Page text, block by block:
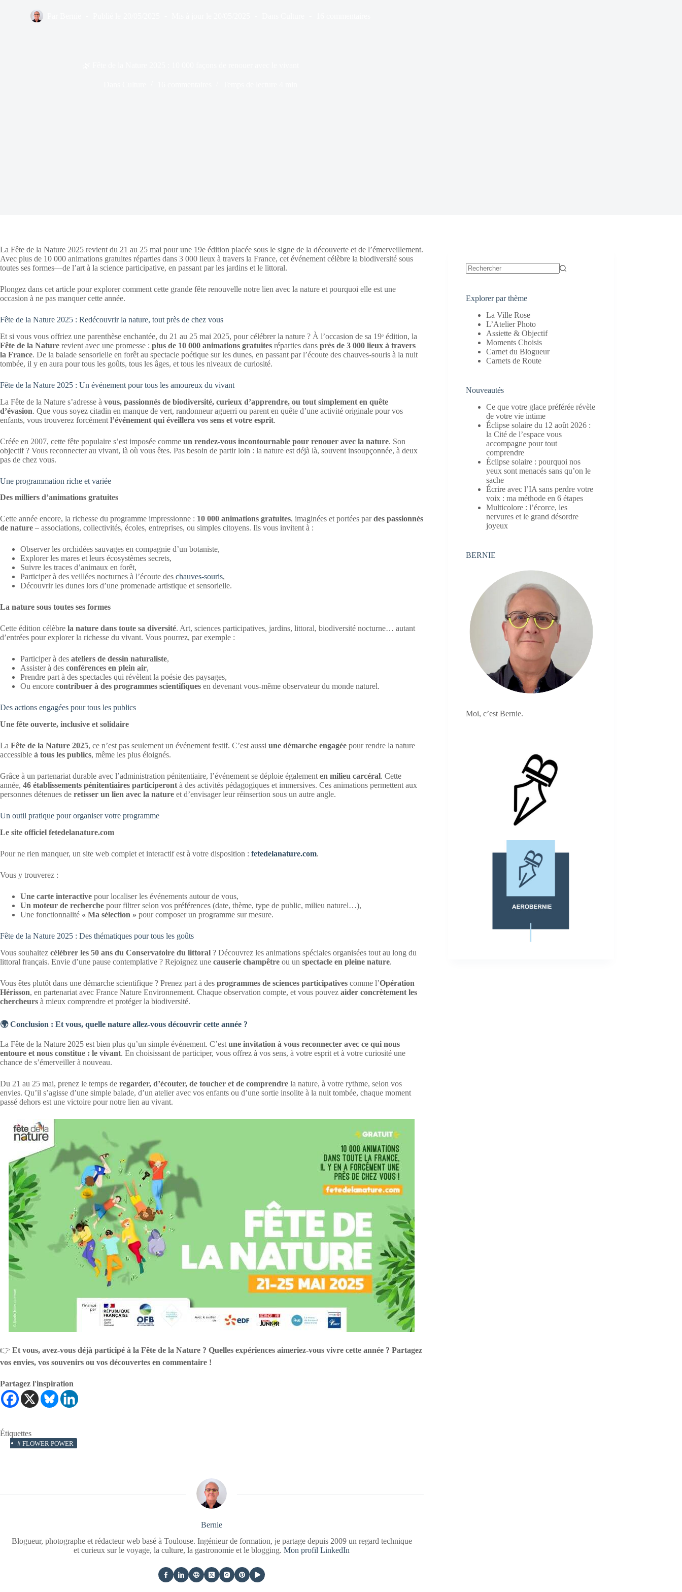
La Fête de la Nature 2025 revient du 21 au 25 mai pour une 19e édition placée sous le signe de la découverte et de l’émerveillement.
Avec plus de 10 000 animations gratuites réparties dans 3 000 lieux à travers la France, cet événement célèbre la biodiversité sous
toutes ses formes—de l’art à la science participative, en passant par les jardins et le littoral.
Plongez dans cet article pour explorer comment cette grande fête renouvelle notre lien avec la nature et pourquoi elle est une
occasion à ne pas manquer cette année.
Fête de la Nature 2025 : Redécouvrir la nature, tout près de chez vous
Et si vous vous offriez une parenthèse enchantée, du 21 au 25 mai 2025, pour célébrer la nature ? À l’occasion de sa 19ᵉ édition, la
Fête de la Nature revient avec une promesse : plus de 10 000 animations gratuites réparties dans près de 3 000 lieux à travers
la France. De la balade sensorielle en forêt au spectacle poétique sur les dunes, en passant par l’écoute des chauves-souris à la nuit
tombée, il y en aura pour tous les goûts, tous les âges, et tous les niveaux de curiosité.
Fête de la Nature 2025 : Un événement pour tous les amoureux du vivant
La Fête de la Nature s’adresse à vous, passionnés de biodiversité, curieux d’apprendre, ou tout simplement en quête
d’évasion. Que vous soyez citadin en manque de vert, randonneur aguerri ou parent en quête d’une activité originale pour vos
enfants, vous trouverez forcément l’événement qui éveillera vos sens et votre esprit.
Créée en 2007, cette fête populaire s’est imposée comme un rendez-vous incontournable pour renouer avec la nature. Son
objectif ? Vous reconnecter au vivant, là où vous êtes. Pas besoin de partir loin : la nature est déjà là, souvent insoupçonnée, à deux
pas de chez vous.
Une programmation riche et variée
Des milliers d’animations gratuites
Cette année encore, la richesse du programme impressionne : 10 000 animations gratuites, imaginées et portées pardes passionnés
de nature – associations, collectivités, écoles, entreprises, ou simples citoyens. Ils vous invitent à :
Observer les orchidées sauvages en compagnie d’un botaniste,
Explorer les mares et leurs écosystèmes secrets,
Suivre les traces d’animaux en forêt,
Participer à des veillées nocturnes à l’écoute des chauves-souris,
Découvrir les dunes lors d’une promenade artistique et sensorielle.
La nature sous toutes ses formes
Cette édition célèbre la nature dans toute sa diversité. Art, sciences participatives, jardins, littoral, biodiversité nocturne… autant
d’entrées pour explorer la richesse du vivant. Vous pourrez, par exemple :
Participer à des ateliers de dessin naturaliste,
Assister à des conférences en plein air,
Prendre part à des spectacles qui révèlent la poésie des paysages,
Ou encore contribuer à des programmes scientifiques en devenant vous-même observateur du monde naturel.
Des actions engagées pour tous les publics
Une fête ouverte, inclusive et solidaire
La Fête de la Nature 2025, ce n’est pas seulement un événement festif. C’est aussi une démarche engagée pour rendre la nature
accessible à tous les publics, même les plus éloignés.
Grâce à un partenariat durable avec l’administration pénitentiaire, l’événement se déploie également en milieu carcéral. Cette
année, 46 établissements pénitentiaires participeront à des activités pédagogiques et immersives. Ces animations permettent aux
personnes détenues de retisser un lien avec la nature et d’envisager leur réinsertion sous un autre angle.
Un outil pratique pour organiser votre programme
Le site officiel fetedelanature.com
Pour ne rien manquer, un site web complet et interactif est à votre disposition : fetedelanature.com.
Vous y trouverez :
Une carte interactive pour localiser les événements autour de vous,
Un moteur de recherche pour filtrer selon vos préférences (date, thème, type de public, milieu naturel…),
Une fonctionnalité « Ma sélection » pour composer un programme sur mesure.
Fête de la Nature 2025 : Des thématiques pour tous les goûts
Vous souhaitez célébrer les 50 ans du Conservatoire du littoral ? Découvrez les animations spéciales organisées tout au long du
littoral français. Envie d’une pause contemplative ? Rejoignez une causerie champêtre ou un spectacle en pleine nature.
Vous êtes plutôt dans une démarche scientifique ? Prenez part à des programmes de sciences participatives comme l’Opération
Hérisson, en partenariat avec France Nature Environnement. Chaque observation compte, et vous pouvez aider concrètement les
chercheurs à mieux comprendre et protéger la biodiversité.
🌍 Conclusion : Et vous, quelle nature allez-vous découvrir cette année ?
La Fête de la Nature 2025 est bien plus qu’un simple événement. C’est une invitation à vous reconnecter avec ce qui nous
entoure et nous constitue : le vivant. En choisissant de participer, vous offrez à vos sens, à votre esprit et à votre curiosité une
chance de s’émerveiller à nouveau.
Du 21 au 25 mai, prenez le temps de regarder, d’écouter, de toucher et de comprendre la nature, à votre rythme, selon vos
envies. Qu’il s’agisse d’une simple balade, d’un atelier avec vos enfants ou d’une sortie insolite à la nuit tombée, chaque moment
passé dehors est une victoire pour notre lien au vivant.
👉 Et vous, avez-vous déjà participé à la Fête de la Nature ? Quelles expériences aimeriez-vous vivre cette année ? Partagez
vos envies, vos souvenirs ou vos découvertes en commentaire !
Partagez l'inspiration
Étiquettes
# FLOWER POWER
Bernie
Blogueur, photographe et rédacteur web basé à Toulouse. Ingénieur de formation, je partage depuis 2009 un regard technique
et curieux sur le voyage, la culture, la gastronomie et le blogging.Mon profil LinkedIn
Explorer par thème
La Ville Rose
L’Atelier Photo
Assiette & Objectif
Moments Choisis
Carnet du Blogueur
Carnets de Route
Nouveautés
Ce que votre glace préférée révèle
de votre vie intime
Éclipse solaire du 12 août 2026 :
la Cité de l’espace vous
accompagne pour tout
comprendre
Éclipse solaire : pourquoi nos
yeux sont menacés sans qu’on le
sache
Écrire avec l’IA sans perdre votre
voix : ma méthode en 6 étapes
Multicolore : l’écorce, les
nervures et le grand désordre
joyeux
BERNIE
Moi, c’est Bernie.